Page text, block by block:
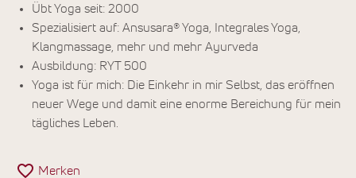
Übt Yoga seit: 2000
Spezialisiert auf: Ansusara® Yoga, Integrales Yoga,
Klangmassage, mehr und mehr Ayurveda
Ausbildung: RYT 500
Yoga ist für mich: Die Einkehr in mir Selbst, das eröffnen
neuer Wege und damit eine enorme Bereichung für mein
tägliches Leben.
Merken